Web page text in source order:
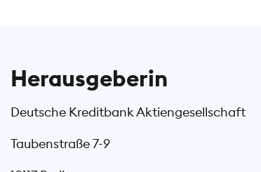
Herausgeberin
Deutsche Kreditbank Aktiengesellschaft
Taubenstraße 7-9